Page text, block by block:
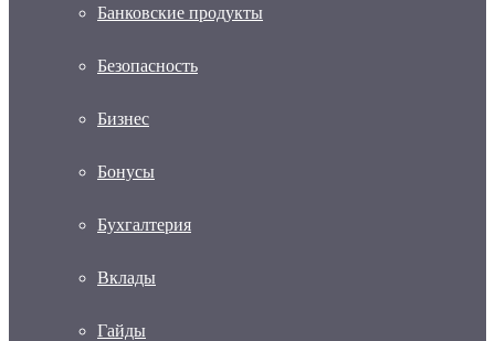
Банковские продукты
Безопасность
Бизнес
Бонусы
Бухгалтерия
Вклады
Гайды